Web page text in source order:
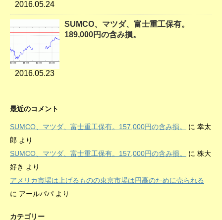
2016.05.24
2016.05.23
SUMCO、マツダ、富士重工保有。
189,000円の含み損。
最近のコメント
SUMCO、マツダ、富士重工保有。157,000円の含み損。 に 幸太
郎 より
SUMCO、マツダ、富士重工保有。157,000円の含み損。
に 株大
好き より
アメリカ市場は上げるものの東京市場は円高のために売られる
に アールパパ より
カテゴリー